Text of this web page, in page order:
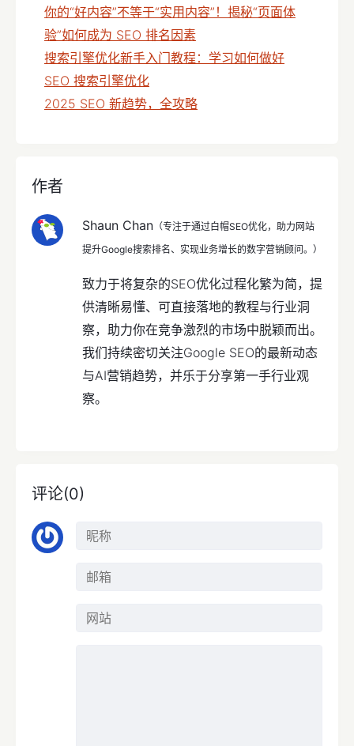
你的“好内容”不等于“实用内容”！揭秘“页面体
验”如何成为 SEO 排名因素
搜索引擎优化新手入门教程：学习如何做好
SEO 搜索引擎优化
2025 SEO 新趋势，全攻略
作者
Shaun Chan （专注于通过白帽SEO优化，助力网站
提升Google搜索排名、实现业务增长的数字营销顾问。）
致力于将复杂的SEO优化过程化繁为简，提
供清晰易懂、可直接落地的教程与行业洞
察，助力你在竞争激烈的市场中脱颖而出。
我们持续密切关注Google SEO的最新动态
与AI营销趋势，并乐于分享第一手行业观
察。
评论(0)